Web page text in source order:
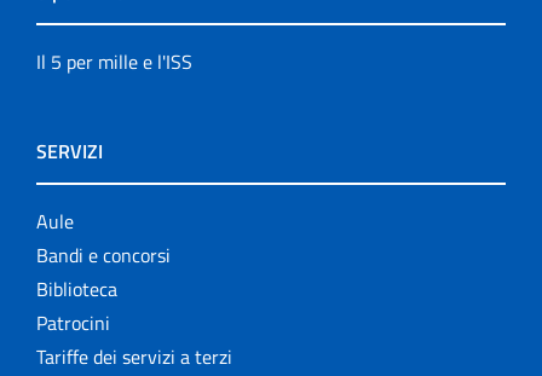
Il 5 per mille e l'ISS
SERVIZI
Aule
Bandi e concorsi
Biblioteca
Patrocini
Tariffe dei servizi a terzi